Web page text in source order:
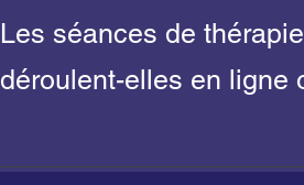
Les séances de
déroulent-elles en ligne